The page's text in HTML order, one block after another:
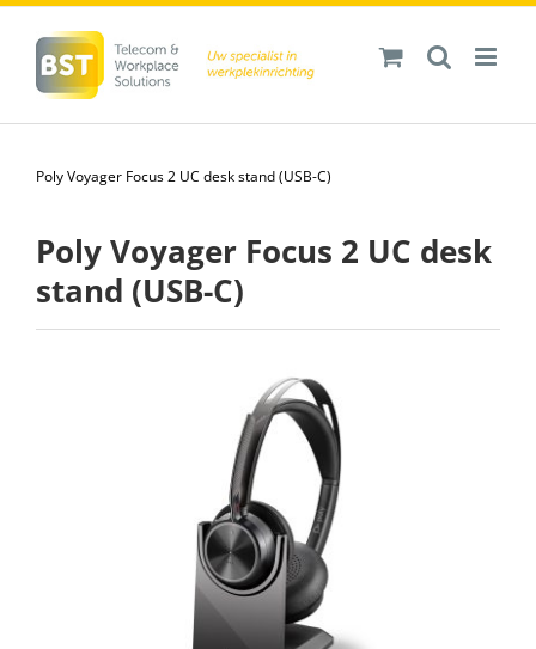
inhoud
Poly Voyager Focus 2 UC desk stand (USB-C)
Poly Voyager Focus 2 UC desk
stand (USB-C)